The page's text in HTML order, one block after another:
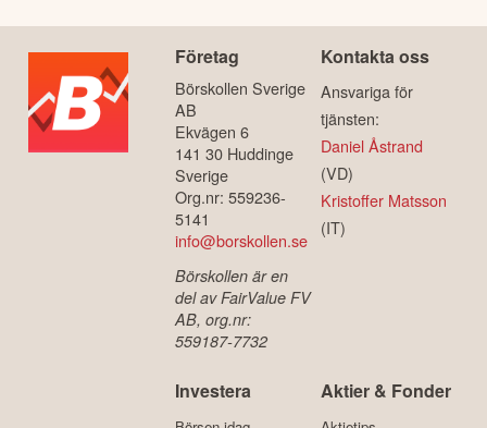
Företag
Börskollen Sverige
AB
Ekvägen 6
141 30 Huddinge
Sverige
Org.nr: 559236-
5141
info@borskollen.se
Börskollen är en
del av FairValue FV
AB, org.nr:
559187-7732
Kontakta oss
Ansvariga för
tjänsten:
Daniel Åstrand
(VD)
Kristoffer Matsson
(IT)
Investera Aktier & Fonder